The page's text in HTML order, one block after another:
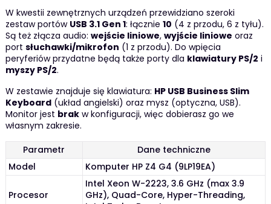
W kwestii zewnętrznych urządzeń przewidziano szeroki
zestaw portów USB 3.1 Gen 1: łącznie 10 (4 z przodu, 6 z tyłu).
Są też złącza audio: wejście liniowe, wyjście liniowe oraz
port słuchawki/mikrofon (1 z przodu). Do wpięcia
peryferiów przydatne będą także porty dla klawiatury PS/2 i
myszy PS/2.
W zestawie znajduje się klawiatura: HP USB Business Slim
Keyboard(układ angielski) oraz mysz (optyczna, USB).
Monitor jest brakw konfiguracji, więc dobierasz go we
własnym zakresie.
Parametr
Dane techniczne
Model
Komputer HP Z4 G4 (9LP19EA)
Procesor
Intel Xeon W-2223, 3.6 GHz (max 3.9
GHz), Quad-Core, Hyper-Threading,